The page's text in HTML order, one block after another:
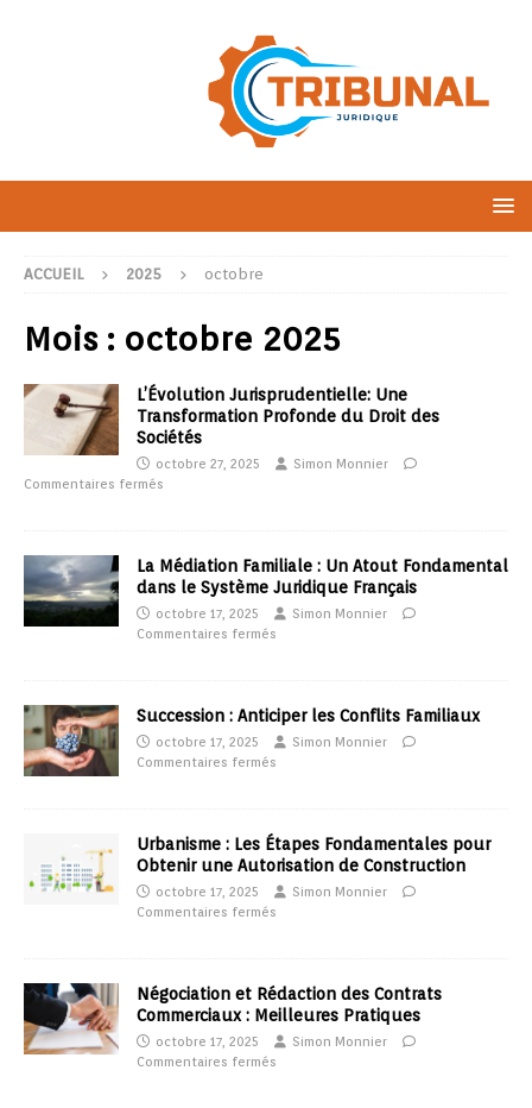
ACCUEIL 2025 octobre
Mois : octobre 2025
L’Évolution Jurisprudentielle: Une
Transformation Profonde du Droit des
Sociétés
octobre 27, 2025
Simon Monnier
Commentaires fermés
La Médiation Familiale : Un Atout Fondamental
dans le Système Juridique Français
octobre 17, 2025
Simon Monnier
Commentaires fermés
Succession : Anticiper les Conflits Familiaux
octobre 17, 2025
Simon Monnier
Commentaires fermés
Urbanisme : Les Étapes Fondamentales pour
Obtenir une Autorisation de Construction
octobre 17, 2025
Simon Monnier
Commentaires fermés
Négociation et Rédaction des Contrats
Commerciaux : Meilleures Pratiques
octobre 17, 2025
Simon Monnier
Commentaires fermés